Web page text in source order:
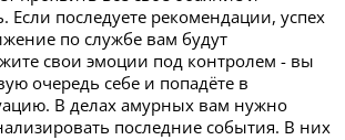
Если последуете рекомендации, успех
по службе вам будут
свои эмоции под контролем - вы
очередь себе и попадёте в
В делах амурных вам нужно
последние события. В них